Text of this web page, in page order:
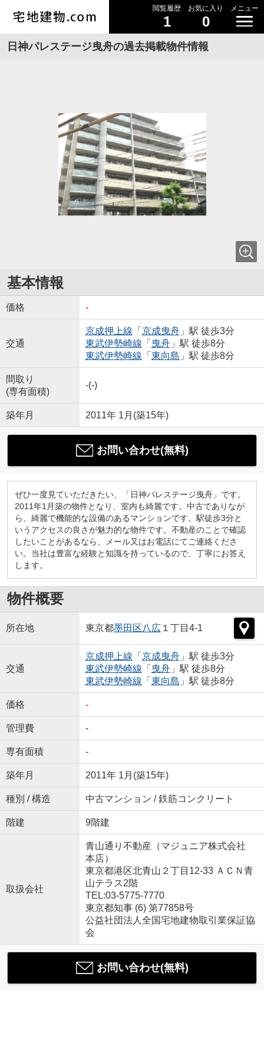
閲覧履歴
1
お気に入り
0
メニュー
日神パレステージ曳舟の過去掲載物件情報
基本情報
価格 -
交通
京成押上線 「 京成曳舟」駅 徒歩3分
東武伊勢崎線 「 曳舟」駅 徒歩8分
東武伊勢崎線 「 東向島 」駅 徒歩8分
間取り
(専有面積)
-(-)
築年月 2011年 1月(築15年)
お問い合わせ(無料)
ぜひ一度見ていただきたい、「日神パレステージ曳舟」です。
2011年1月築の物件となり、室内も綺麗です。中古でありなが
ら、綺麗で機能的な設備のあるマンションです。駅徒歩3分と
いうアクセスの良さが魅力的な物件です。不動産のことで確認
したいことがあるなら、メール又はお電話にてご連絡くださ
い。当社は豊富な経験と知識を持っているので、丁寧にお答え
します。
物件概要
所在地 東京都墨田区八広１丁目4-1
交通
京成押上線 「 京成曳舟」駅 徒歩3分
東武伊勢崎線 「 曳舟」駅 徒歩8分
東武伊勢崎線 「 東向島 」駅 徒歩8分
価格 -
管理費 -
専有面積 -
築年月 2011年 1月(築15年)
種別 / 構造 中古マンション / 鉄筋コンクリート
階建 9階建
取扱会社
青山通り不動産（マジュニア株式会社
本店）
東京都港区北青山２丁目12-33 ＡＣＮ青
山テラス2階
TEL:03-5775-7770
東京都知事 (6) 第77858号
公益社団法人全国宅地建物取引業保証協
会
お問い合わせ(無料)